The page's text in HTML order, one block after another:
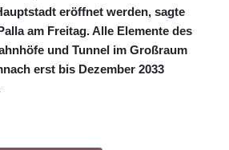
eröffnet werden, sagte
am Freitag. Alle Elemente des
und Tunnel im Großraum
erst bis Dezember 2033